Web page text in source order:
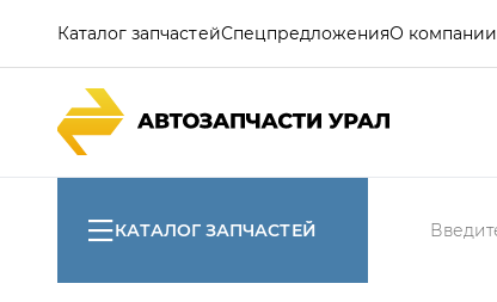
Каталог запчастейСпецпредложенияО компании
КАТАЛОГ ЗАПЧАСТЕЙ